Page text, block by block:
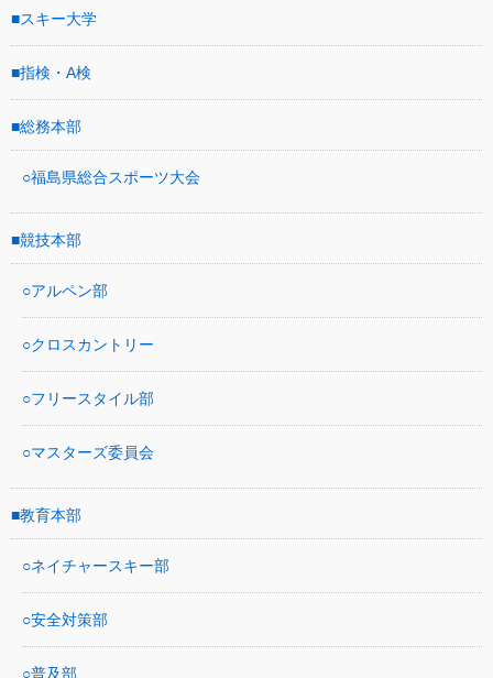
スキー大学
指検・A検
総務本部
福島県総合スポーツ大会
競技本部
アルペン部
クロスカントリー
フリースタイル部
マスターズ委員会
教育本部
ネイチャースキー部
安全対策部
普及部